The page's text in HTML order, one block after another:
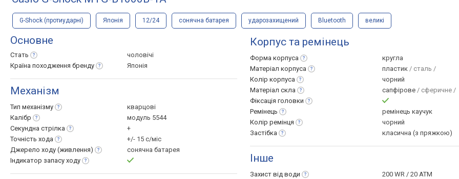
G-Shock (протиударні) Японія 12/24 сонячна батарея ударозахищений Bluetooth великі
Основне
Стать
чоловічі
Країна походження бренду Японія
Механізм
Тип механізму
кварцові
Калібр
модуль 5544
Секундна стрілка
+
Точність хода
+/- 15 с/міс
Джерело ходу (живлення)
сонячна батарея
Індикатор запасу ходу
Корпус та ремінець
Форма корпуса
кругла
Матеріал корпуса пластик / сталь /
Колір корпуса
чорний
Матеріал скла сапфірове / сферичне /
Фіксація головки
Ремінець
ремінець каучук
Колір ремінця
чорний
Застібка
класична (з пряжкою)
Інше
Захист від води
200 WR / 20 ATM